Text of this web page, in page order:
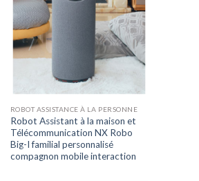
ROBOT ASSISTANCE À LA PERSONNE
Robot Assistant à la maison et
Télécommunication NX Robo
Big-I familial personnalisé
compagnon mobile interaction